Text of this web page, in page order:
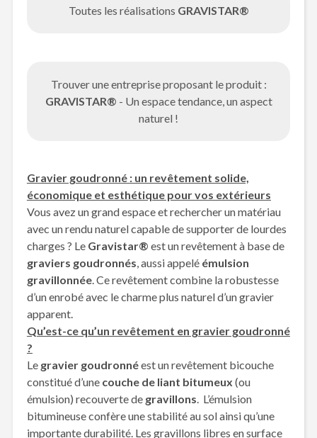
Toutes les réalisations GRAVISTAR®
Trouver une entreprise proposant le produit :
GRAVISTAR® - Un espace tendance, un aspect
naturel !
Gravier goudronné : un revêtement solide,
économique et esthétique pour vos extérieurs
Vous avez un grand espace et rechercher un matériau
avec un rendu naturel capable de supporter de lourdes
charges ? Le Gravistar® est un revêtement à base de
graviers goudronnés, aussi appelé émulsion
gravillonnée. Ce revêtement combine la robustesse
d’un enrobé avec le charme plus naturel d’un gravier
apparent.
Qu’est-ce qu’un revêtement en gravier goudronné
?
Le gravier goudronnéest un revêtement bicouche
constitué d’une couche de liant bitumeux (ou
émulsion) recouverte de gravillons. L’émulsion
bitumineuse confère une stabilité au sol ainsi qu’une
importante durabilité. Les gravillons libres en surface